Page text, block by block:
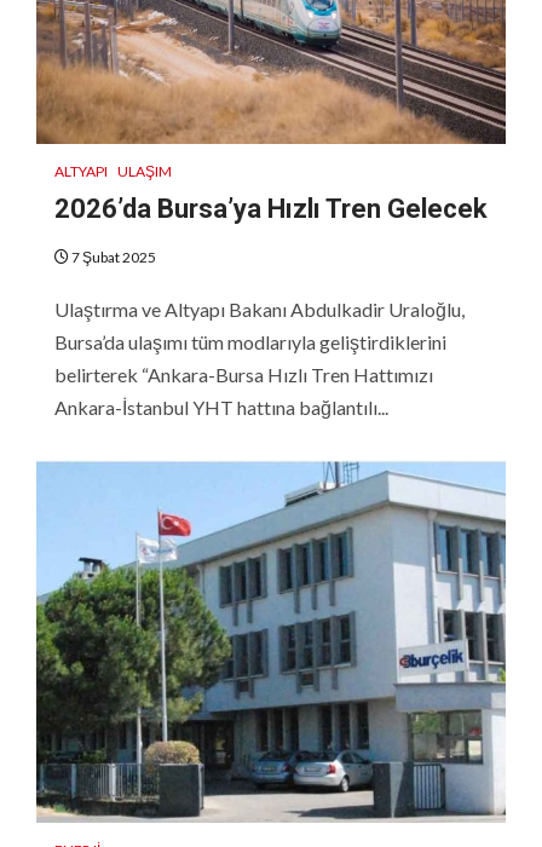
ALTYAPI ULAŞIM
2026’da Bursa’ya Hızlı Tren Gelecek
7 Şubat 2025
Ulaştırma ve Altyapı Bakanı Abdulkadir Uraloğlu,
Bursa’da ulaşımı tüm modlarıyla geliştirdiklerini
belirterek “Ankara-Bursa Hızlı Tren Hattımızı
Ankara-İstanbul YHT hattına bağlantılı...